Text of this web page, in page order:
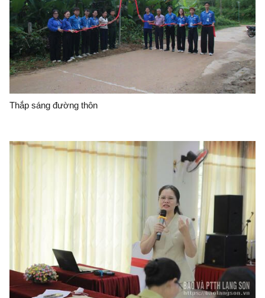
Thắp sáng đường thôn